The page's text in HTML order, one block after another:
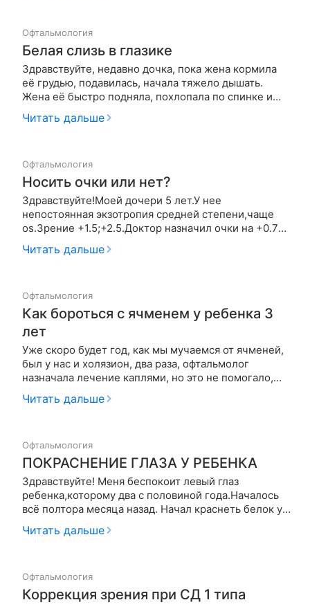
Офтальмология
Белая слизь в глазике
Здравствуйте, недавно дочка, пока жена кормила
её грудью, подавилась, начала тяжело дышать.
Жена её быстро подняла, похлопала по спинке и
дочка продышалась, но в глазике образовалась
белая слизь. Слизь мы убрали, но теперь время от
Читать дальше
Офтальмология
Носить очки или нет?
Здравствуйте!Моей дочери 5 лет.У нее
непостоянная экзотропия средней степени,чаще
os.Зрение +1.5;+2.5.Доктор назначил очки на +0.75
на постоянную носку.Мы два дня назад начали их
носить и я заметила,что когда мы их снимаем глазик
Читать дальше
Офтальмология
Как бороться с ячменем у ребенка 3
лет
Уже скоро будет год, как мы мучаемся от ячменей,
был у нас и холязион, два раза, офтальмолог
назначала лечение каплями, но это не помогало,
так как он так и не рассасывался, я начала
прикладывать ребенку лист алоэ на ночь, при этом
Читать дальше
Офтальмология
ПОКРАСНЕНИЕ ГЛАЗА У РЕБЕНКА
Здравствуйте! Меня беспокоит левый глаз
ребенка,которому два с половиной года.Началось
всё полтора месяца назад. Начал краснеть белок у
глаза,с чем мы и обратились к детскому врачу
офтальмологу,который прописал нам мазь
Читать дальше
Офтальмология
Коррекция зрения при СД 1 типа